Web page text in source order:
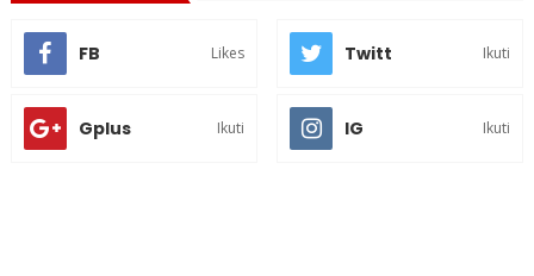
FB Likes Twitt Ikuti
Gplus Ikuti IG Ikuti